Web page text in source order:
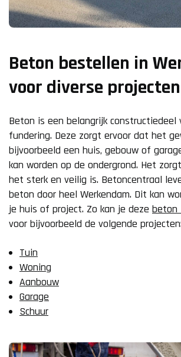
Beton bestellen in
voor diverse projecten
Beton is een belangrijk constructiedeel
fundering. Deze zorgt ervoor dat het
bijvoorbeeld een huis, gebouw of
kan worden op de ondergrond. Het
het sterk en veilig is. Betoncentraal
beton door heel Werkendam. Dit kan
je huis of project. Zo kan je deze beton
voor bijvoorbeeld de volgende projecten:
Tuin
Woning
Aanbouw
Garage
Schuur